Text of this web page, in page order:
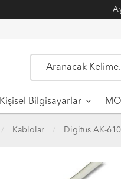
Kişisel Bilgisayarlar
Kablolar Digitus AK-